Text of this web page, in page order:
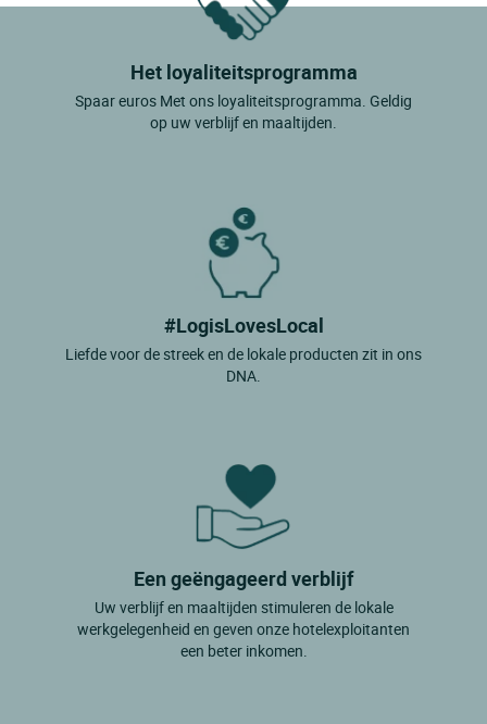
Het loyaliteitsprogramma
Spaar euros Met ons loyaliteitsprogramma. Geldig
op uw verblijf en maaltijden.
#LogisLovesLocal
Liefde voor de streek en de lokale producten zit in ons
DNA.
Een geëngageerd verblijf
Uw verblijf en maaltijden stimuleren de lokale
werkgelegenheid en geven onze hotelexploitanten
een beter inkomen.